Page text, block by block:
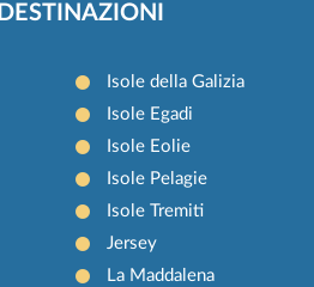
DESTINAZIONI
Isole della Galizia
Isole Egadi
Isole Eolie
Isole Pelagie
Isole Tremiti
Jersey
La Maddalena